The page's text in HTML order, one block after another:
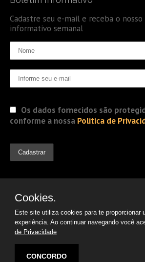
Cadastre seu e-mail e receba o
informativo semanal
Os dados fornecidos são
conforme a nossa Politica de
© 2019 Jorge Gomes
Advogados. Direitos
Cookies.
Este site utiliza cookies para te proporcionar
experiência. Ao continuar navegando você
de Privacidade
CONCORDO